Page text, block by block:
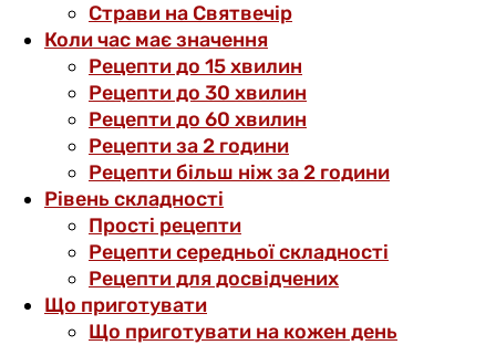
Страви на Святвечір
Коли час має значення
Рецепти до 15 хвилин
Рецепти до 30 хвилин
Рецепти до 60 хвилин
Рецепти за 2 години
Рецепти більш ніж за 2 години
Рівень складності
Прості рецепти
Рецепти середньої складності
Рецепти для досвідчених
Що приготувати
Що приготувати на кожен день